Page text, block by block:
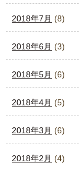
2018年7月 (8)
2018年6月 (3)
2018年5月 (6)
2018年4月 (5)
2018年3月 (6)
2018年2月 (4)